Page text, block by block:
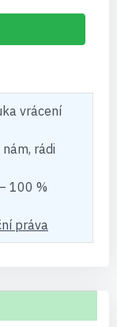
vrácení
rádi
100 %
práva